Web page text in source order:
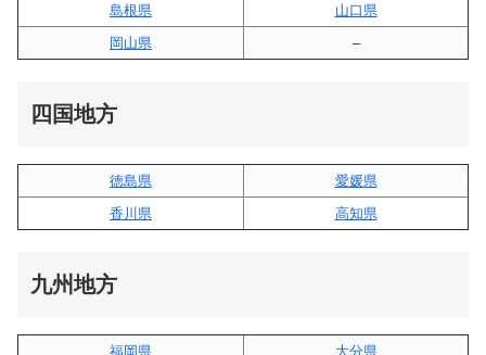
島根県
山口県
岡山県
–
四国地方
徳島県
愛媛県
香川県
高知県
九州地方
福岡県 大分県